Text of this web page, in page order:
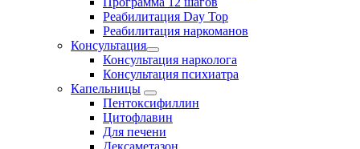
Реабилитация Day Top
Реабилитация наркоманов
Консультация
Консультация нарколога
Консультация психиатра
Капельницы
Пентоксифиллин
Цитофлавин
Для печени
Дексаметазон